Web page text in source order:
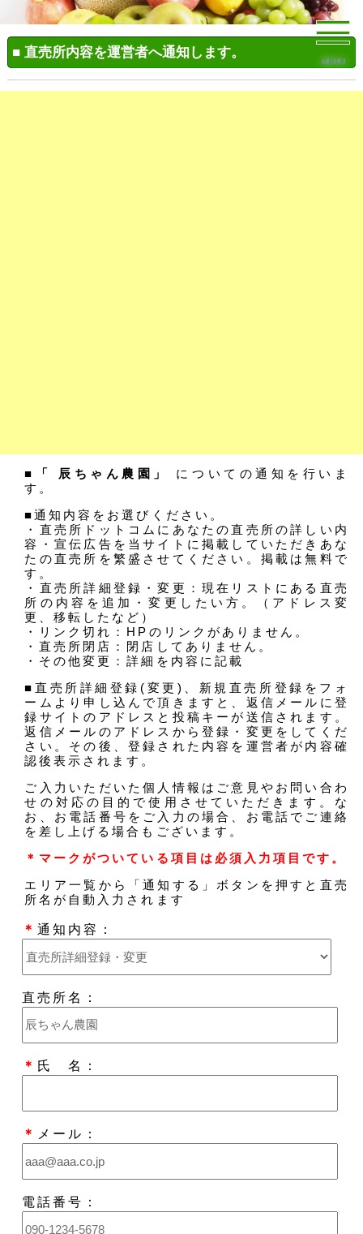
MENU
■ 直売所内容を運営者へ通知します。
■「 辰ちゃん農園」 についての通知を行いま
す。
■通知内容をお選びください。
・直売所ドットコムにあなたの直売所の詳しい内
容・宣伝広告を当サイトに掲載していただきあな
たの直売所を繁盛させてください。掲載は無料で
す。
・直売所詳細登録・変更：現在リストにある直売
所の内容を追加・変更したい方。（アドレス変
更、移転したなど）
・リンク切れ：HPのリンクがありません。
・直売所閉店：閉店してありません。
・その他変更：詳細を内容に記載
■直売所詳細登録(変更)、新規直売所登録をフォ
ームより申し込んで頂きますと、返信メールに登
録サイトのアドレスと投稿キーが送信されます。
返信メールのアドレスから登録・変更をしてくだ
さい。その後、登録された内容を運営者が内容確
認後表示されます。
ご入力いただいた個人情報はご意見やお問い合わ
せの対応の目的で使用させていただきます。な
お、お電話番号をご入力の場合、お電話でご連絡
を差し上げる場合もございます。
＊マークがついている項目は必須入力項目です。
エリア一覧から「通知する」ボタンを押すと直売
所名が自動入力されます
＊通知内容：
直売所名：
＊ 氏 名：
＊ メール：
電話番号：